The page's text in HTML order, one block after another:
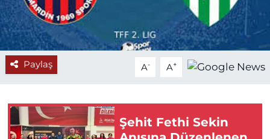
Paylaş A- A+
Şehit Fethi Sekin